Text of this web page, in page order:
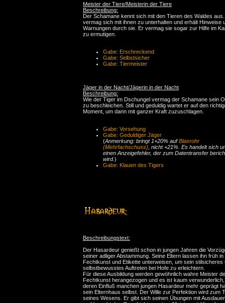
Meister der Tiere/Meisterin der Tiere
Beschreibung:
Der Schamane kennt sich mit den Tieren des Waldes
vermag sich mit ihnen zu unterhalten und erhält Hinweise
Warnungen durch sie. Er vermag sie sogar zur Hilfe im
zu ermutigen.
Gabe: Erschreckend
Gabe: Selbstsicher
Gabe: Tiermeister
Jäger in der Nacht/Jägerin in der Nacht
Beschreibung:
Wie der Tiger im Dschungel vermag der Schamane sein
zu beschleichen. Still und geduldig wartet er auf den
Moment, um dann mit ganzer Kraft zuzuschlagen.
Gabe: Vorsehung
Gabe: Geduldiger Jäger
(Anmerkung: bringt 1+20% aufBlasrohr
(Mehrfachschuss) , nicht +21%. Es handelt sich
einen Anzeigefehler, der zum Datentransfer
wird.)
Gabe: Klauen des Tigers
Beschreibungstext:
Der Hasardeur genießt schon in jungen Jahren die
seiner adliger Abstammung. Seine Eltern lassen ihn früh in
Fechtkunst und Etikette unterweisen, um sein stilsicheres
selbstbewusstes Auftreten bei Hofe zu erleichtern.
Für diese Ausbildung werden gewöhnlich wahre Meister
Fechtkunst herangezogen und es ist kaum
deren Einfluß manchen jungen Hasardeur mehr geprägt
sein Elternhaus selbst. Der Wille zur Perfektion wird zum
seines Wesens. Er gibt sich seinen Übungen mit